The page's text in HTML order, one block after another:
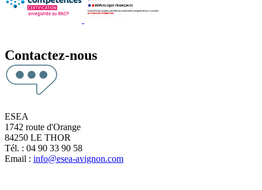
Contactez-nous
ESEA
1742 route d'Orange
84250 LE THOR
Tél. : 04 90 33 90 58
Email : info@esea-avignon.com